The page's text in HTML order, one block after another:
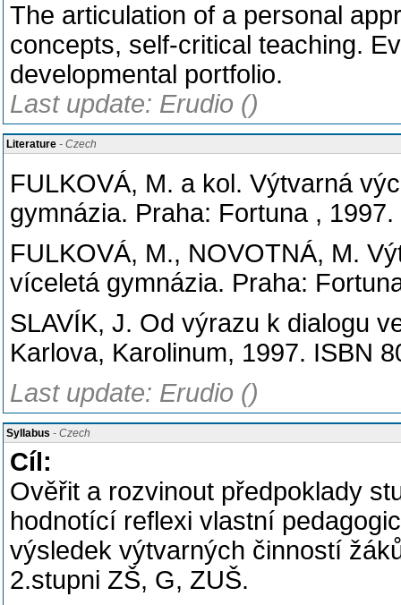
The articulation of a personal
concepts, self-critical teaching.
developmental portfolio.
Last update: Erudio ()
Literature - Czech
FULKOVÁ, M. a kol. Výtvarná
gymnázia. Praha: Fortuna ,
FULKOVÁ, M., NOVOTNÁ, M.
víceletá gymnázia. Praha:
SLAVÍK, J. Od výrazu k dialogu
Karlova, Karolinum, 1997. ISBN
Last update: Erudio ()
Syllabus - Czech
Cíl:
Ověřit a rozvinout předpoklady
hodnotící reflexi vlastní
výsledek výtvarných činností
2.stupni ZŠ, G, ZUŠ.